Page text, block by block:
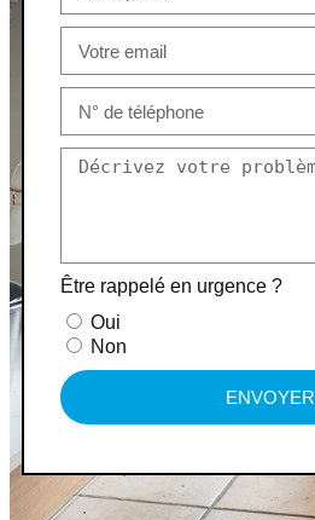
Être rappelé en urgence ?
Oui
Non
ENVOYER